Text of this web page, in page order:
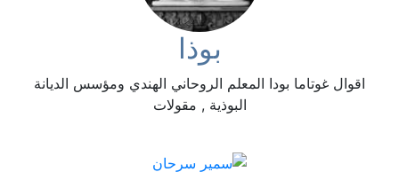
بوذا
اقوال غوتاما بودا المعلم الروحاني الهندي ومؤسس الديانة
البوذية , مقولات